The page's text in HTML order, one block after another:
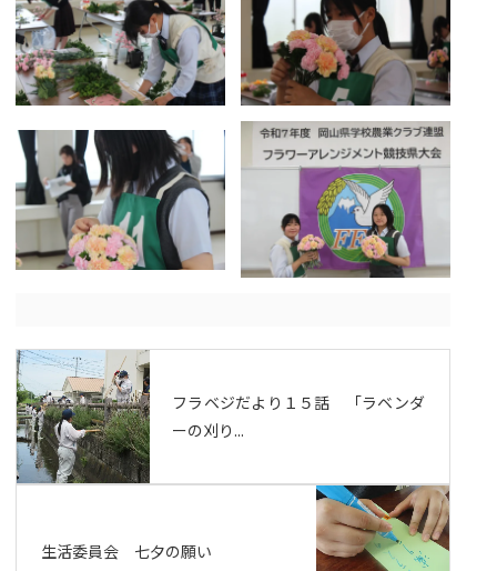
フラベジだより１５話 「ラベンダ
ーの刈り...
生活委員会 七夕の願い